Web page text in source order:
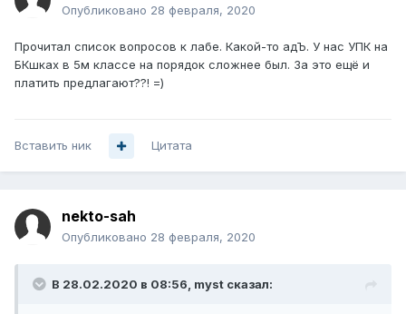
Опубликовано 28 февраля, 2020
Прочитал список вопросов к лабе. Какой-то адЪ. У нас УПК на
БКшках в 5м классе на порядок сложнее был. За это ещё и
платить предлагают??! =)
Вставить ник Цитата
nekto-sah
Опубликовано 28 февраля, 2020
В 28.02.2020 в 08:56, myst сказал: